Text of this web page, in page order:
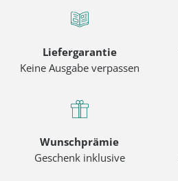
Liefergarantie
Keine Ausgabe verpassen
Wunschprämie
Geschenk inklusive